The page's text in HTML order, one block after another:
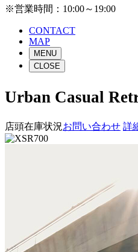
※営業時間：10:00～19:00
CONTACT
MAP
MENU
CLOSE
Urban Casual
店頭在庫状況お問い合わせ 詳